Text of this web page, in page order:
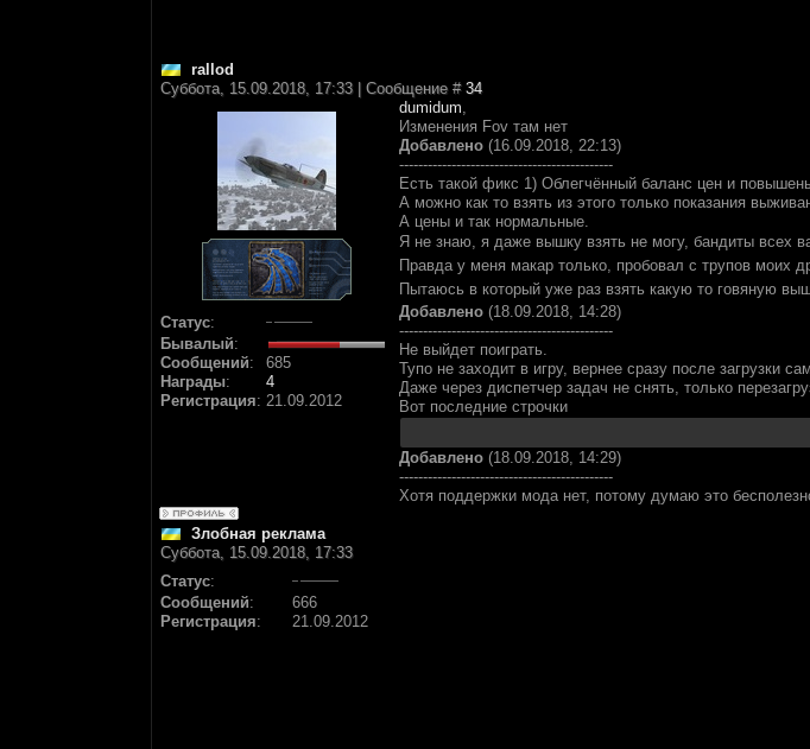
rallod
Суббота, 15.09.2018, 17:33 | Сообщение # 34
Статус:
Бывалый:
Сообщений:
685
Награды:
4
Регистрация: 21.09.2012
dumidum,
Изменения Fov там нет
Добавлено (16.09.2018, 22:13)
---------------------------------------------
Есть такой фикс 1) Облегчённый баланс цен и
А можно как то взять из этого только показания
А цены и так нормальные.
Я не знаю, я даже вышку взять не могу, бандиты всех
Правда у меня макар только, пробовал с трупов моих
Пытаюсь в который уже раз взять какую то говяную
Добавлено (18.09.2018, 14:28)
---------------------------------------------
Не выйдет поиграть.
Тупо не заходит в игру, вернее сразу после загрузки
Даже через диспетчер задач не снять, только
Вот последние строчки
Добавлено (18.09.2018, 14:29)
---------------------------------------------
Хотя поддержки мода нет, потому думаю это
Злобная реклама
Суббота, 15.09.2018, 17:33
Статус:
Сообщений:
666
Регистрация: 21.09.2012